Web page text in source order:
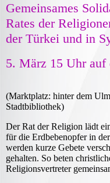
Gemeinsames
Rates der
der Türkei und in
5. März 15 Uhr
(Marktplatz: hinter dem
Stadtbibliothek)
Der Rat der Religion lädt
für die Erdbebenopfer in
werden kurze Gebete
gehalten. So beten
Religionsvertreter